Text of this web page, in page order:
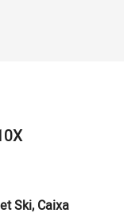
Ski, Caixa